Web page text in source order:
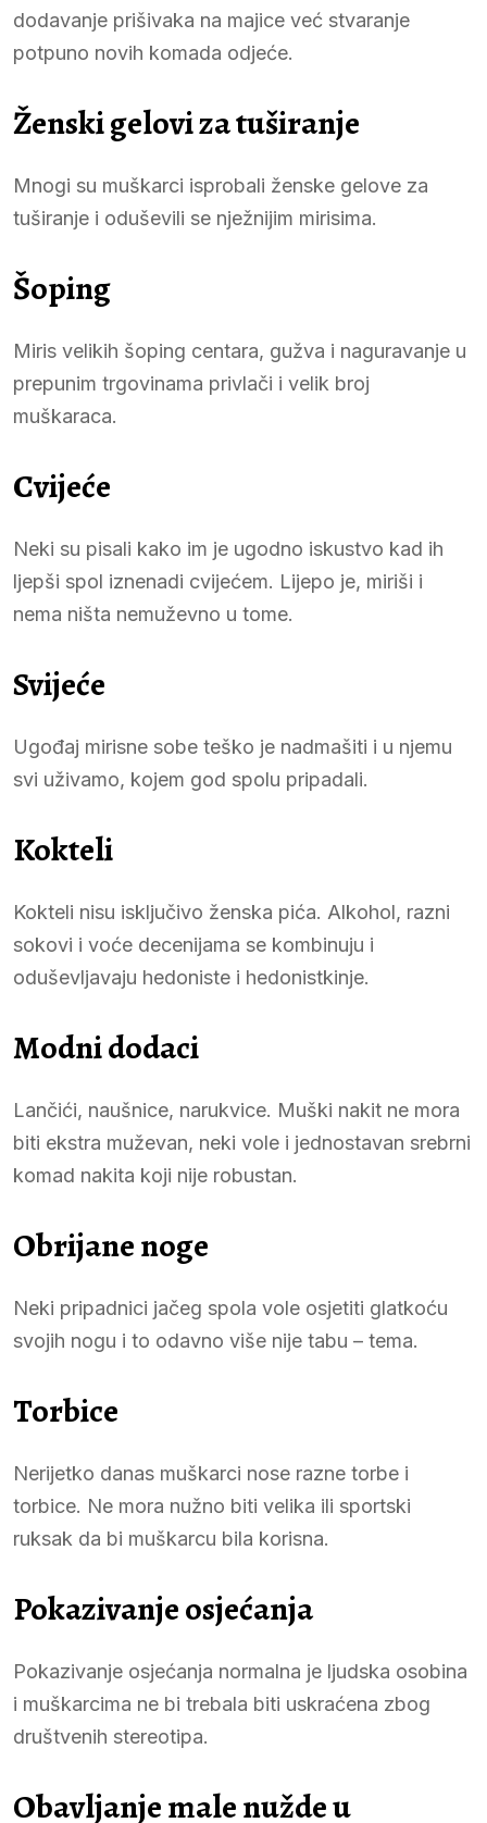
dodavanje prišivaka na majice već stvaranje
potpuno novih komada odjeće.
Ženski gelovi za tuširanje
Mnogi su muškarci isprobali ženske gelove za
tuširanje i oduševili se nježnijim mirisima.
Šoping
Miris velikih šoping centara, gužva i naguravanje u
prepunim trgovinama privlači i velik broj
muškaraca.
Cvijeće
Neki su pisali kako im je ugodno iskustvo kad ih
ljepši spol iznenadi cvijećem. Lijepo je, miriši i
nema ništa nemuževno u tome.
Svijeće
Ugođaj mirisne sobe teško je nadmašiti i u njemu
svi uživamo, kojem god spolu pripadali.
Kokteli
Kokteli nisu isključivo ženska pića. Alkohol, razni
sokovi i voće decenijama se kombinuju i
oduševljavaju hedoniste i hedonistkinje.
Modni dodaci
Lančići, naušnice, narukvice. Muški nakit ne mora
biti ekstra muževan, neki vole i jednostavan srebrni
komad nakita koji nije robustan.
Obrijane noge
Neki pripadnici jačeg spola vole osjetiti glatkoću
svojih nogu i to odavno više nije tabu – tema.
Torbice
Nerijetko danas muškarci nose razne torbe i
torbice. Ne mora nužno biti velika ili sportski
ruksak da bi muškarcu bila korisna.
Pokazivanje osjećanja
Pokazivanje osjećanja normalna je ljudska osobina
i muškarcima ne bi trebala biti uskraćena zbog
društvenih stereotipa.
Obavljanje male nužde u